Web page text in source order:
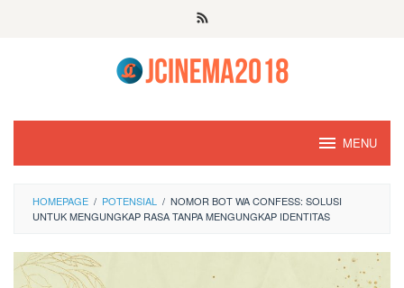
MENU
HOMEPAGE / POTENSIAL / NOMOR BOT WA CONFESS: SOLUSI
UNTUK MENGUNGKAP RASA TANPA MENGUNGKAP IDENTITAS